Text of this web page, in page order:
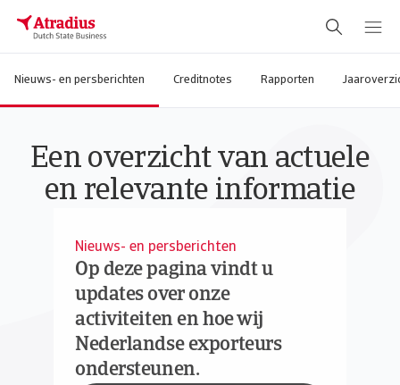
Nieuws- en persberichten Creditnotes Rapporten
Een overzicht van actuele
en relevante informatie
Nieuws- en persberichten
Op deze pagina vindt u
updates over onze
activiteiten en hoe wij
Nederlandse exporteurs
ondersteunen.